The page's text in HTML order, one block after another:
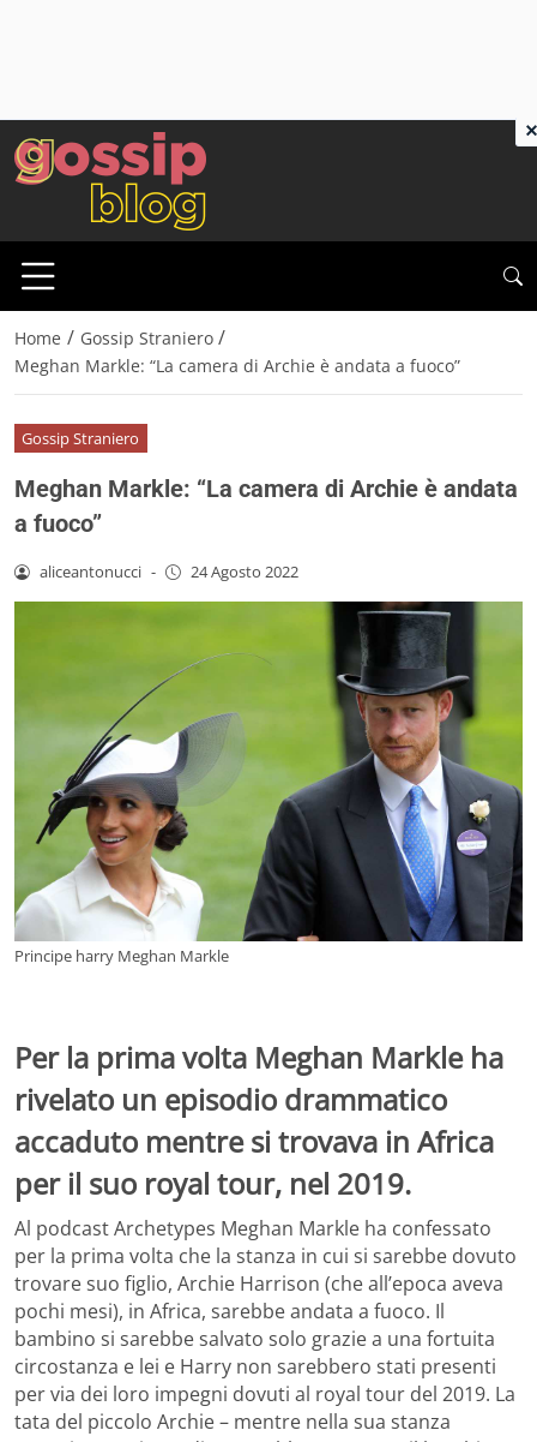
Home / Gossip Straniero /
Meghan Markle: “La camera di Archie è andata a fuoco”
Gossip Straniero
Meghan Markle: “La camera di Archie è andata
a fuoco”
aliceantonucci - 24 Agosto 2022
Principe harry Meghan Markle
Per la prima volta Meghan Markle ha
rivelato un episodio drammatico
accaduto mentre si trovava in Africa
per il suo royal tour, nel 2019.
Al podcast Archetypes Meghan Markle ha confessato
per la prima volta che la stanza in cui si sarebbe dovuto
trovare suo figlio, Archie Harrison (che all’epoca aveva
pochi mesi), in Africa, sarebbe andata a fuoco. Il
bambino si sarebbe salvato solo grazie a una fortuita
circostanza e lei e Harry non sarebbero stati presenti
per via dei loro impegni dovuti al royal tour del 2019. La
tata del piccolo Archie – mentre nella sua stanza
×